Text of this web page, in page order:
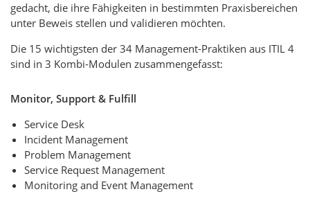
gedacht, die ihre Fähigkeiten in bestimmten Praxisbereichen
unter Beweis stellen und validieren möchten.
Die 15 wichtigsten der 34 Management-Praktiken aus ITIL 4
sind in 3 Kombi-Modulen zusammengefasst:
Monitor, Support & Fulfill
Service Desk
Incident Management
Problem Management
Service Request Management
Monitoring and Event Management